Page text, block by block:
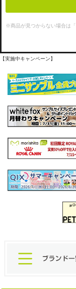
※商品が見つからない場合は
【実施中キャンペーン】